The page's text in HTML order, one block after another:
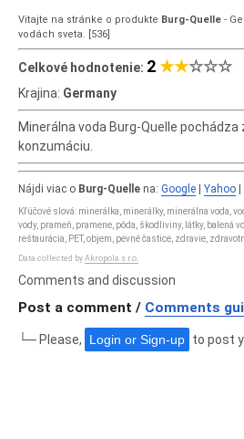
Vitajte na stránke o produkte Burg-Quelle -
vodách sveta. [536]
Celkové hodnotenie: 2★★☆☆☆
Krajina: Germany
Minerálna voda Burg-Quelle
konzumáciu.
Nájdi viac o Burg-Quelle na: Google Yahoo
Kľúčové slová: minerálka, minerálky, minerálna voda,
vody, prameň, pramene, pôda, škodliviny, látky, balená
reštaurácia, PET, objem, pevné častice, zdravie,
Data collected by Akropola s.r.o.
Comments and discussion
Post a comment / Comments
└─ Please, Login or Sign-up to post